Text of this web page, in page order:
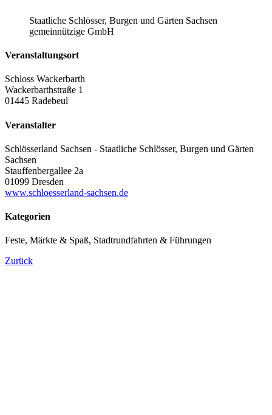
Staatliche Schlösser, Burgen und Gärten Sachsen
gemeinnützige GmbH
Veranstaltungsort
Schloss Wackerbarth
Wackerbarthstraße 1
01445 Radebeul
Veranstalter
Schlösserland Sachsen - Staatliche Schlösser, Burgen und Gärten
Sachsen
Stauffenbergallee 2a
01099 Dresden
www.schloesserland-sachsen.de
Kategorien
Feste, Märkte & Spaß, Stadtrundfahrten & Führungen
Zurück